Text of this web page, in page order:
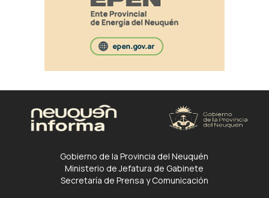
Gobierno de la Provincia del Neuquén
Ministerio de Jefatura de Gabinete
Secretaría de Prensa y Comunicación